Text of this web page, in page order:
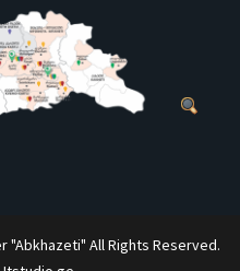
"Abkhazeti" All Rights Reserved.